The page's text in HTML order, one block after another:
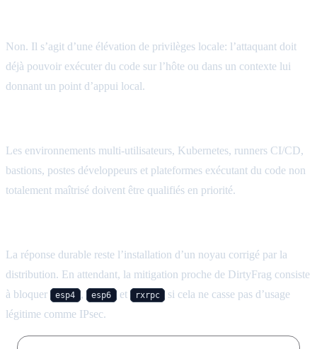
Non. Il s’agit d’une élévation de privilèges locale: l’attaquant doit
déjà pouvoir exécuter du code sur l’hôte ou dans un contexte lui
donnant un point d’appui local.
Les environnements multi-utilisateurs, Kubernetes, runners CI/CD,
bastions, postes développeurs et plateformes exécutant du code non
totalement maîtrisé doivent être qualifiés en priorité.
La réponse durable reste l’installation d’un noyau corrigé par la
distribution. En attendant, la mitigation proche de DirtyFrag consiste
à bloquer
esp4 , esp6 et rxrpc
si cela ne casse pas d’usage
légitime comme IPsec.